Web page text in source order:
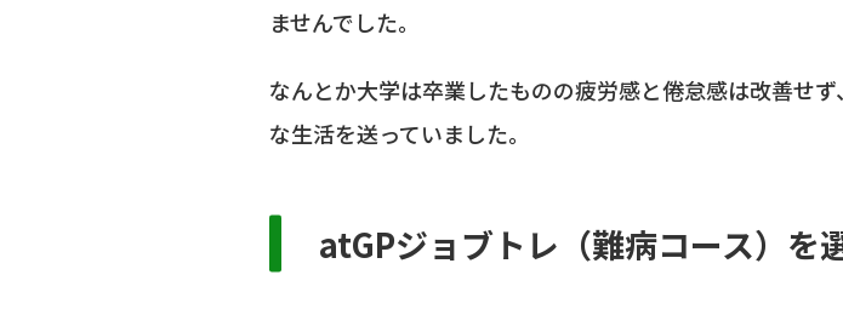
ませんでした。
なんとか大学は卒業したものの疲労感と倦怠感は改善せ
な生活を送っていました。
atGPジョブトレ（難病コース）を